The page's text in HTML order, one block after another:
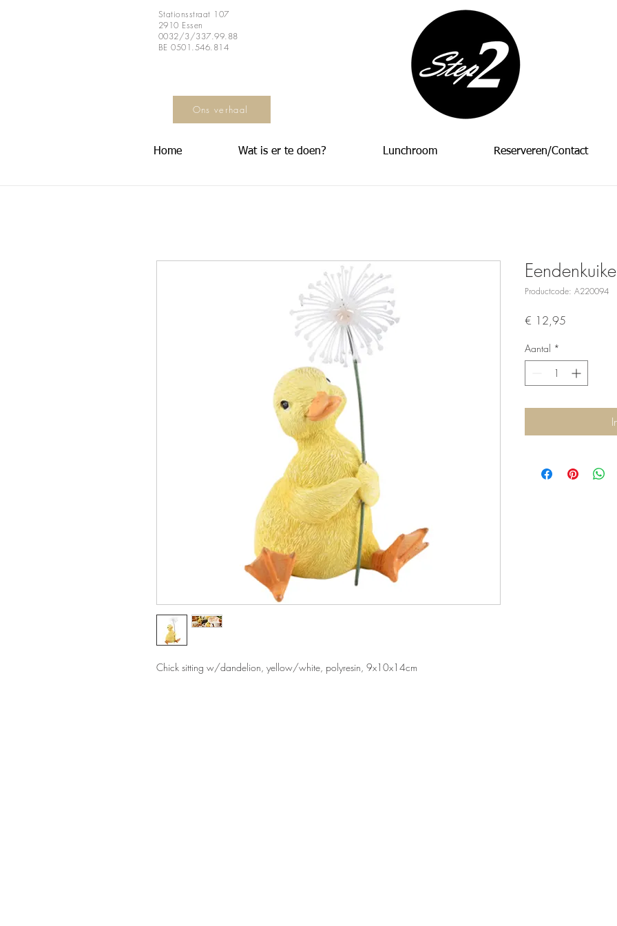
Stationsstraat 107
2910 Essen
0032/3/337.99.88
BE 0501.546.814
Ons verhaal
Home Wat is er te doen? Lunchroom Reserveren/Contact
Chick sitting w/dandelion, yellow/white, polyresin, 9x10x14cm
Productcode: A220094
€ 12,95
Aantal *